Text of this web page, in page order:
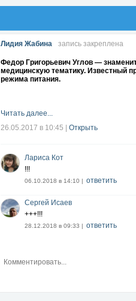
Лидия Жабина запись закреплена
Федор Григорьевич Углов —
медицинскую тематику. Известный
режима питания.
Читать далее...
26.05.2017 в 10:45
Открыть
Лариса Кот
!!!
06.10.2018 в 14:10 | ответить
Сергей Исаев
+++!!!
28.12.2018 в 09:33 | ответить